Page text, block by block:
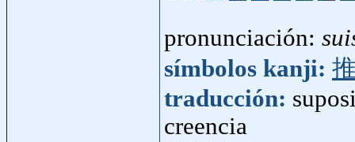
pronunciación:
símbolos kanji:
traducción:
creencia